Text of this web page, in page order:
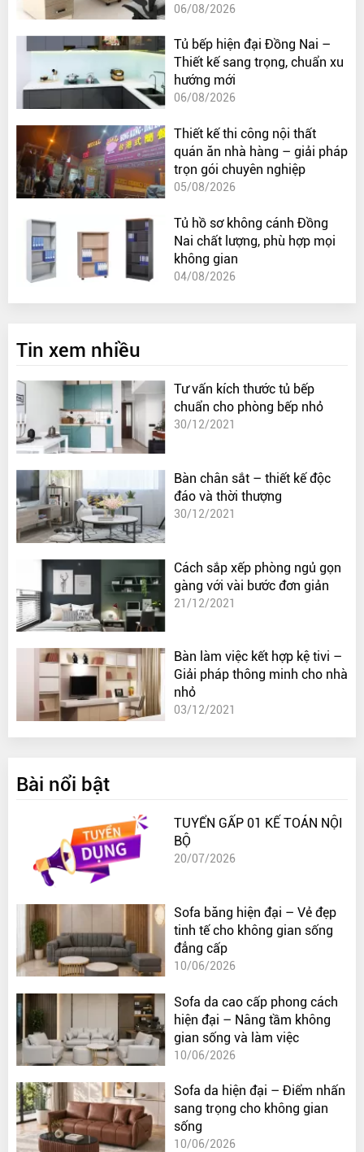
06/08/2026
Tủ bếp hiện đại Đồng Nai –
Thiết kế sang trọng, chuẩn xu
hướng mới
06/08/2026
Thiết kế thi công nội thất
quán ăn nhà hàng – giải pháp
trọn gói chuyên nghiệp
05/08/2026
Tủ hồ sơ không cánh Đồng
Nai chất lượng, phù hợp mọi
không gian
04/08/2026
Tin xem nhiều
Tư vấn kích thước tủ bếp
chuẩn cho phòng bếp nhỏ
30/12/2021
Bàn chân sắt – thiết kế độc
đáo và thời thượng
30/12/2021
Cách sắp xếp phòng ngủ gọn
gàng với vài bước đơn giản
21/12/2021
Bàn làm việc kết hợp kệ tivi –
Giải pháp thông minh cho nhà
nhỏ
03/12/2021
Bài nổi bật
TUYỂN GẤP 01 KẾ TOÁN NỘI
BỘ
20/07/2026
Sofa băng hiện đại – Vẻ đẹp
tinh tế cho không gian sống
đẳng cấp
10/06/2026
Sofa da cao cấp phong cách
hiện đại – Nâng tầm không
gian sống và làm việc
10/06/2026
Sofa da hiện đại – Điểm nhấn
sang trọng cho không gian
sống
10/06/2026